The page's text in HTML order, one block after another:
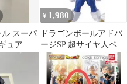
ル スーパ
ュア
¥ 1,980
ドラゴンボールアドバ
ージSP 超サイヤ人ベジ
ータ フィギュア 袋未開
封 1点